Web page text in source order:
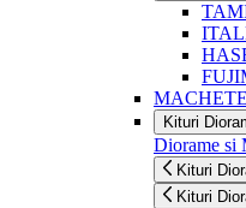
Kituri
Diorame si
Kituri
Kituri